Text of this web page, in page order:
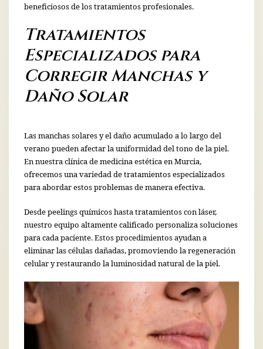
beneficiosos de los tratamientos profesionales.
Tratamientos
Especializados para
Corregir Manchas y
Daño Solar
Las manchas solares y el daño acumulado a lo largo del
verano pueden afectar la uniformidad del tono de la piel.
En nuestra clínica de medicina estética en Murcia,
ofrecemos una variedad de tratamientos especializados
para abordar estos problemas de manera efectiva.
Desde peelings químicos hasta tratamientos con láser,
nuestro equipo altamente calificado personaliza soluciones
para cada paciente. Estos procedimientos ayudan a
eliminar las células dañadas, promoviendo la regeneración
celular y restaurando la luminosidad natural de la piel.